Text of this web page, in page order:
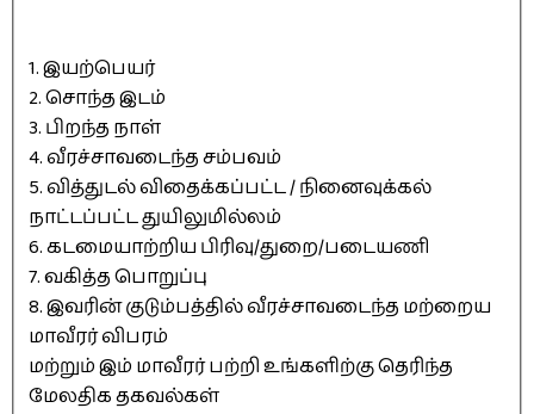
1. இயற்பெயர்
2. சொந்த இடம்
3. பிறந்த நாள்
4. வீரச்சாவடைந்த சம்பவம்
5. வித்துடல் விதைக்கப்பட்ட / நினைவுக்கல்
நாட்டப்பட்ட துயிலுமில்லம்
6. கடமையாற்றிய பிரிவு/துறை/படையணி
7. வகித்த பொறுப்பு
8. இவரின் குடும்பத்தில் வீரச்சாவடைந்த மற்றைய
மாவீரர் விபரம்
மற்றும் இம் மாவீரர் பற்றி உங்களிற்கு தெரிந்த
மேலதிக தகவல்கள்